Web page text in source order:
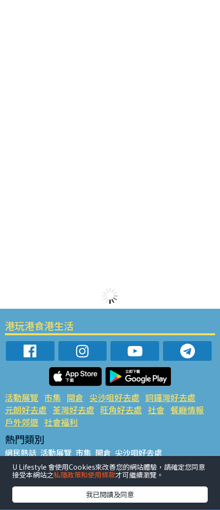
港玩港食港生活
活動展覽 市集 開倉 尖沙咀好去處 銅鑼灣好去處
元朗好去處 荃灣好去處 旺角好去處 社會 餐廳情報
戶外郊遊 社會福利
熱門類別
網民熱話 活動展覽 市集 開倉 尖沙咀好去處
銅鑼灣好去處 元朗好去處 荃灣好去處 旺角好去處 社會
餐廳情報 戶外郊遊
熱門標籤
#UGO搵好去處 #人氣活動推介 #美食社群熱話
U Lifestyle 會使用Cookies來改善您的網站體驗，請確定您同意
接受本網站之私隱政策和使用條款才可繼續瀏覽。
我已閱讀及同意